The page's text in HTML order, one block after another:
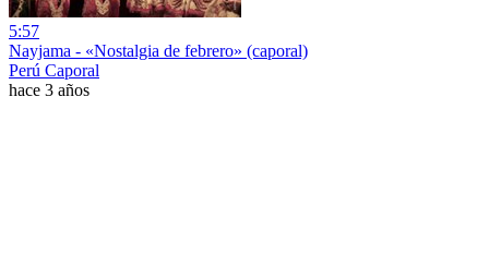
5:57
Nayjama - «Nostalgia de febrero» (caporal)
Perú Caporal
hace 3 años